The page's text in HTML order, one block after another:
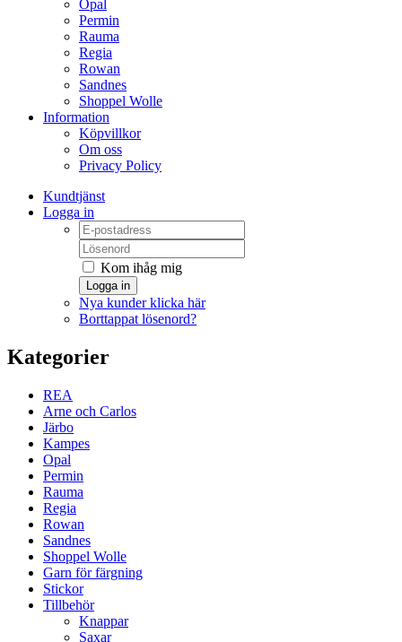
Opal
Permin
Rauma
Regia
Rowan
Sandnes
Shoppel Wolle
Information
Köpvillkor
Om oss
Privacy Policy
Kundtjänst
Logga in
Kom ihåg mig
Logga in
Nya kunder klicka här
Borttappat lösenord?
Kategorier
REA
Arne och Carlos
Järbo
Kampes
Opal
Permin
Rauma
Regia
Rowan
Sandnes
Shoppel Wolle
Garn för färgning
Stickor
Tillbehör
Knappar
Saxar